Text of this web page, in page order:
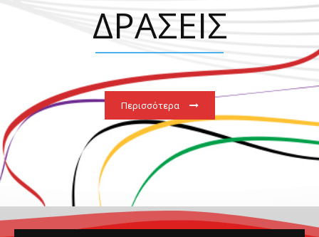
ΔΡΑΣΕΙΣ
Περισσότερα